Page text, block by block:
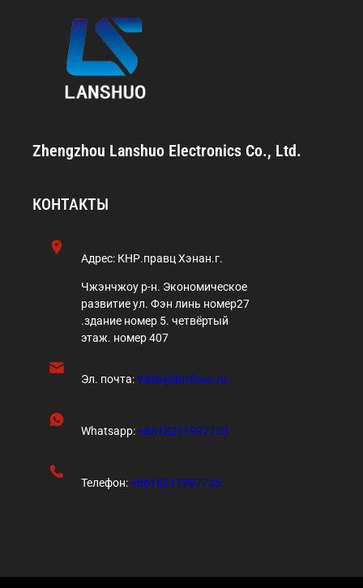
Zhengzhou Lanshuo Electronics Co., Ltd.
КОНТАКТЫ
Адрес: КНР.правц Хэнан.г.
Чжэнчжоу р-н. Экономическое
развитие ул. Фэн линь номер27
.здание номер 5. четвёртый
этаж. номер 407
Эл. почта:Valia@lanshuo.ru
Whatsapp:+8618211997735
Телефон:+8618211997735